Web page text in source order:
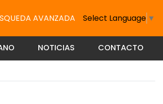
AVANZADA Select Language ▼
NOTICIAS CONTACTO